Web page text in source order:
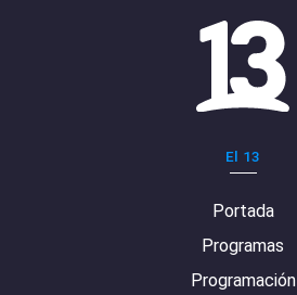
El 13
Portada
Programas
Programación